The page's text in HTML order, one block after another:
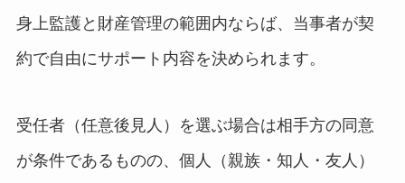
身上監護と財産管理の範囲内ならば、当事者が契
約で自由にサポート内容を決められます。
受任者（任意後見人）を選ぶ場合は相手方の同意
が条件であるものの、個人（親族・知人・友人）